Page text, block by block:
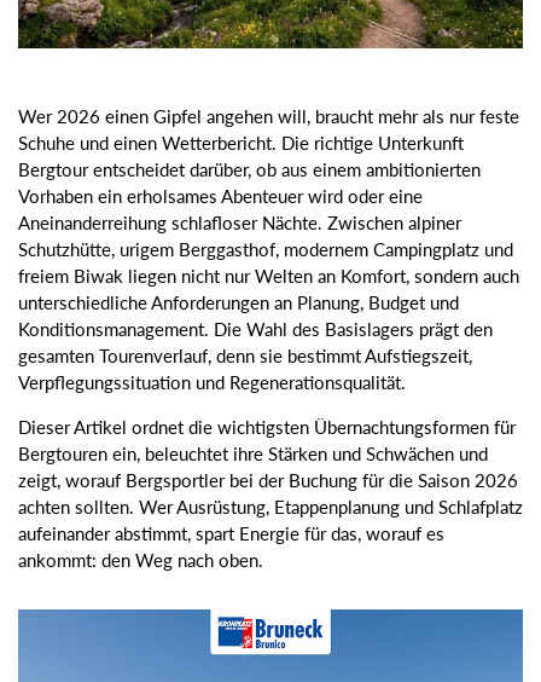
Wer 2026 einen Gipfel angehen will, braucht mehr als nur feste
Schuhe und einen Wetterbericht. Die richtige Unterkunft
Bergtour entscheidet darüber, ob aus einem ambitionierten
Vorhaben ein erholsames Abenteuer wird oder eine
Aneinanderreihung schlafloser Nächte. Zwischen alpiner
Schutzhütte, urigem Berggasthof, modernem Campingplatz und
freiem Biwak liegen nicht nur Welten an Komfort, sondern auch
unterschiedliche Anforderungen an Planung, Budget und
Konditionsmanagement. Die Wahl des Basislagers prägt den
gesamten Tourenverlauf, denn sie bestimmt Aufstiegszeit,
Verpflegungssituation und Regenerationsqualität.
Dieser Artikel ordnet die wichtigsten Übernachtungsformen für
Bergtouren ein, beleuchtet ihre Stärken und Schwächen und
zeigt, worauf Bergsportler bei der Buchung für die Saison 2026
achten sollten. Wer Ausrüstung, Etappenplanung und Schlafplatz
aufeinander abstimmt, spart Energie für das, worauf es
ankommt: den Weg nach oben.